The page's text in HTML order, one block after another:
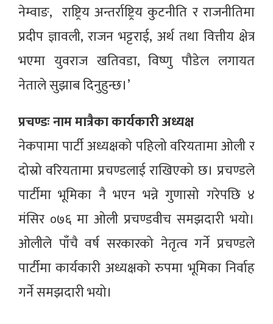
नेम्वाङ, राष्ट्रिय अन्तर्राष्ट्रिय कुटनीति र राजनीतिमा
प्रदीप ज्ञावली, राजन भट्टराई, अर्थ तथा वित्तीय क्षेत्र
भएमा युवराज खतिवडा, विष्णु पौडेल लगायत
नेताले सुझाब दिनुहुन्छ।’
प्रचण्डः नाम मात्रैका कार्यकारी अध्यक्ष
नेकपामा पार्टी अध्यक्षको पहिलो वरियतामा ओली र
दोस्रो वरियतामा प्रचण्डलाई राखिएको छ। प्रचण्डले
पार्टीमा भूमिका नै भएन भन्ने गुणासो गरेपछि ४
मंसिर ०७६ मा ओली प्रचण्डवीच समझदारी भयो।
ओलीले पाँचै वर्ष सरकारको नेतृत्व गर्ने प्रचण्डले
पार्टीमा कार्यकारी अध्यक्षको रुपमा भूमिका निर्वाह
गर्ने समझदारी भयो।